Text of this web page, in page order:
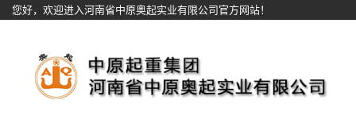
您好，欢迎进入河南省中原奥起实业有限公司官方网站！